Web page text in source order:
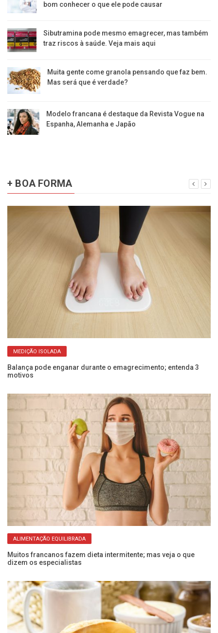
bom conhecer o que ele pode causar
Sibutramina pode mesmo emagrecer, mas também
traz riscos à saúde. Veja mais aqui
Muita gente come granola pensando que faz bem.
Mas será que é verdade?
Modelo francana é destaque da Revista Vogue na
Espanha, Alemanha e Japão
+ BOA FORMA
MEDIÇÃO ISOLADA
Balança pode enganar durante o emagrecimento; entenda 3
motivos
ALIMENTAÇÃO EQUILIBRADA
Muitos francanos fazem dieta intermitente; mas veja o que
dizem os especialistas